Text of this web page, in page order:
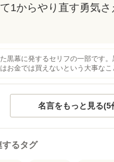
1からやり直す勇気さ
黒幕に発するセリフの一部です
お金では買えないという大事なこ
名言をもっと見る(5
するタグ